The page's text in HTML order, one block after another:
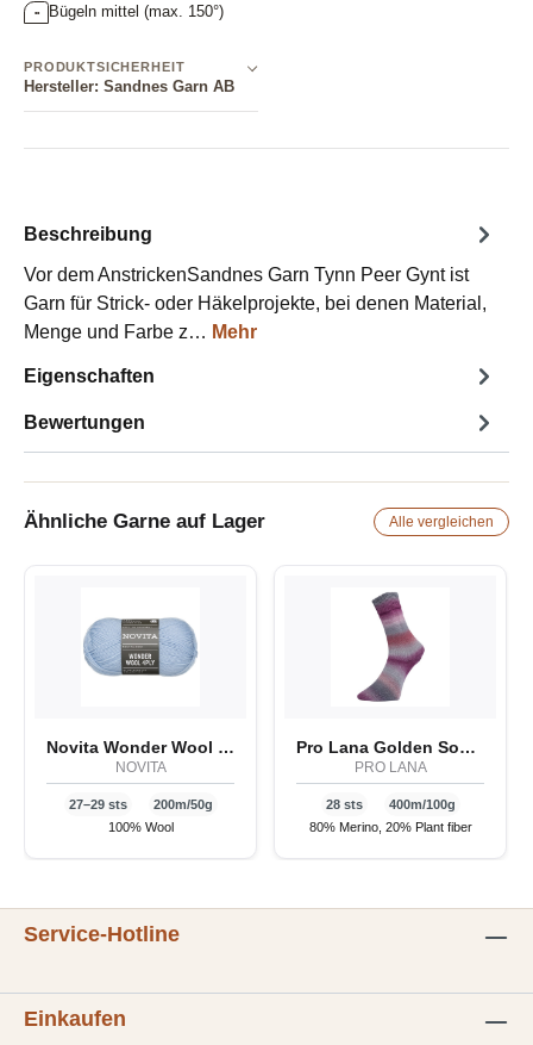
•• Bügeln mittel (max. 150°)
PRODUKTSICHERHEIT
Hersteller: Sandnes Garn AB
Beschreibung
Vor dem AnstrickenSandnes Garn Tynn Peer Gynt ist
Garn für Strick- oder Häkelprojekte, bei denen Material,
Menge und Farbe z… Mehr
Eigenschaften
Bewertungen
Ähnliche Garne auf Lager Alle vergleichen
Novita Wonder Wool 4-ply
NOVITA
27–29 sts
200m/50g
100% Wool
Pro Lana Golden Socks Nessel
PRO LANA
28 sts
400m/100g
80% Merino, 20% Plant fiber
Service-Hotline
Einkaufen